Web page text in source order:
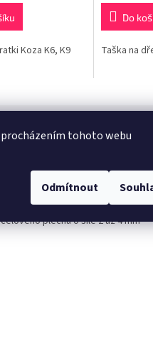
tohoto webu
Odmítnout
Koza K6, K9
Do
Taška na
plechu o síle 2 až 4 mm